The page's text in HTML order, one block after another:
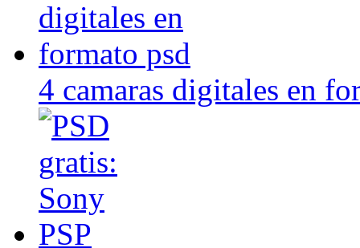
4 camaras digitales en